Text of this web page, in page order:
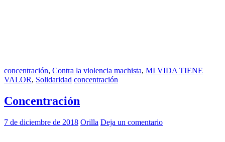
concentración, Contra la violencia machista, MI VIDA TIENE
VALOR, Solidaridad concentración
Concentración
7 de diciembre de 2018 Orilla Deja un comentario